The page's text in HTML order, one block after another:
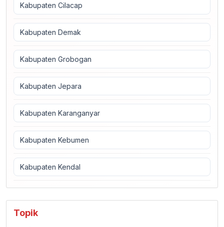
Kabupaten Cilacap
Kabupaten Demak
Kabupaten Grobogan
Kabupaten Jepara
Kabupaten Karanganyar
Kabupaten Kebumen
Kabupaten Kendal
Topik